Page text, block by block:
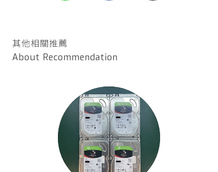
其他相關推薦
About Recommendation